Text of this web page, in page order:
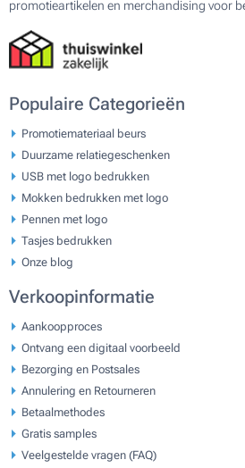
promotieartikelen en merchandising voor
Populaire Categorieën
Promotiemateriaal beurs
Duurzame relatiegeschenken
USB met logo bedrukken
Mokken bedrukken met logo
Pennen met logo
Tasjes bedrukken
Onze blog
Verkoopinformatie
Aankoopproces
Ontvang een digitaal voorbeeld
Bezorging en Postsales
Annulering en Retourneren
Betaalmethodes
Gratis samples
Veelgestelde vragen (FAQ)